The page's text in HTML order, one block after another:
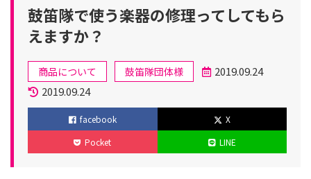
鼓笛隊で使う楽器の修理ってしてもら
えますか？
テ
ゴ
リ
商品について 鼓笛隊団体様
投
稿
日
2019.09.24
更
新
日
2019.09.24
facebook
X
Pocket
LINE